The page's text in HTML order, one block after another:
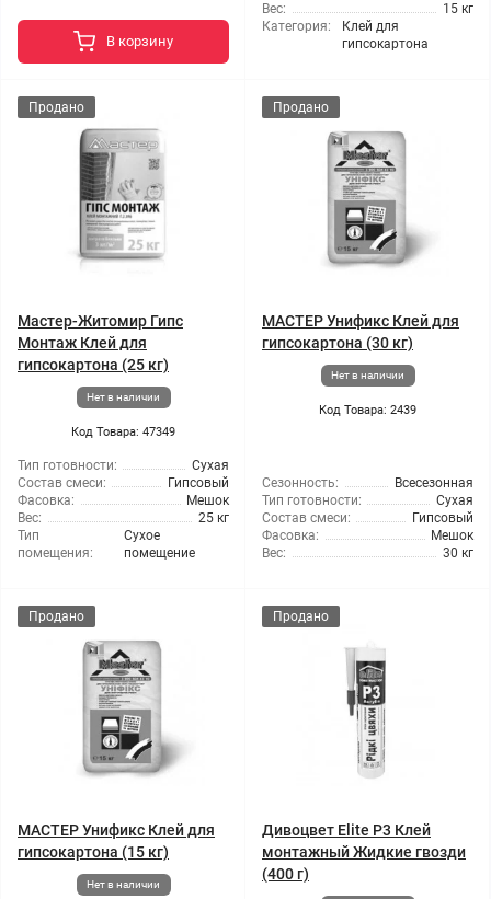
В корзину
Вес:
15 кг
Категория:
Клей для
гипсокартона
Продано
Мастер-Житомир Гипс
Монтаж Клей для
гипсокартона (25 кг)
Нет в наличии
Код Товара: 47349
Тип готовности:
Сухая
Состав смеси:
Гипсовый
Фасовка:
Мешок
Вес:
25 кг
Тип
помещения:
Сухое
помещение
Продано
МАСТЕР Унификс Клей для
гипсокартона (30 кг)
Нет в наличии
Код Товара: 2439
Сезонность:
Всесезонная
Тип готовности:
Сухая
Состав смеси:
Гипсовый
Фасовка:
Мешок
Вес:
30 кг
Продано
МАСТЕР Унификс Клей для
гипсокартона (15 кг)
Нет в наличии
Продано
Дивоцвет Elite P3 Клей
монтажный Жидкие гвозди
(400 г)